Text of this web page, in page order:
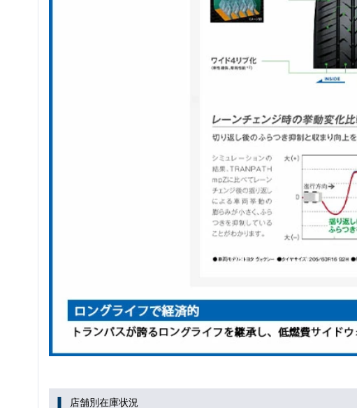
店舗別在庫状況